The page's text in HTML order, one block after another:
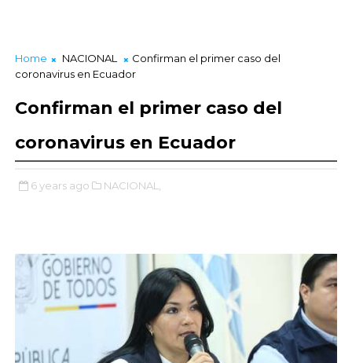
Home NACIONAL
Confirman el primer caso del
coronavirus en Ecuador
Confirman el primer caso del
coronavirus en Ecuador
6 years ago NACIONAL,